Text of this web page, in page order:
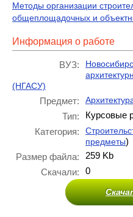
Методы организации
общеплощадочных и
Информация о работе
ВУЗ:
(НГАСУ)
Предмет:
Тип:
Курсовые
Категория:
предметы)
Размер файла:
259 Kb
Скачали:
0